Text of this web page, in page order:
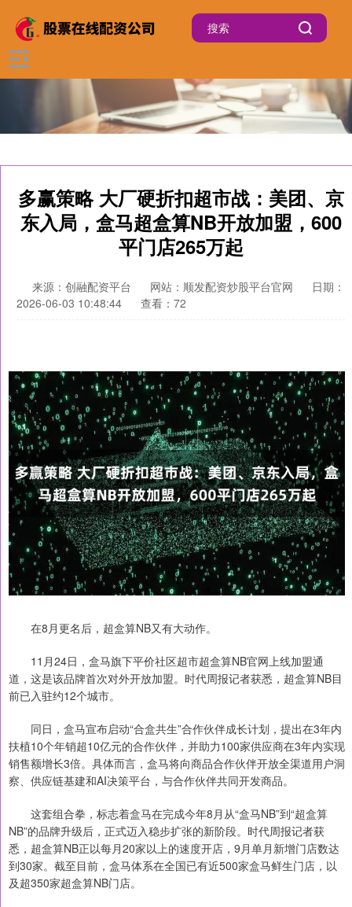
多赢策略 大厂硬折扣超市战：美团、京
东入局，盒马超盒算NB开放加盟，600
平门店265万起
来源：创融配资平台 网站：顺发配资炒股平台官网
日期：
2026-06-03 10:48:44
查看：72
在8月更名后，超盒算NB又有大动作。
11月24日，盒马旗下平价社区超市超盒算NB官网上线加盟通
道，这是该品牌首次对外开放加盟。时代周报记者获悉，超盒算NB目
前已入驻约12个城市。
同日，盒马宣布启动“合盒共生”合作伙伴成长计划，提出在3年内
扶植10个年销超10亿元的合作伙伴，并助力100家供应商在3年内实现
销售额增长3倍。具体而言，盒马将向商品合作伙伴开放全渠道用户洞
察、供应链基建和AI决策平台，与合作伙伴共同开发商品。
这套组合拳，标志着盒马在完成今年8月从“盒马NB”到“超盒算
NB”的品牌升级后，正式迈入稳步扩张的新阶段。时代周报记者获
悉，超盒算NB正以每月20家以上的速度开店，9月单月新增门店数达
到30家。截至目前，盒马体系在全国已有近500家盒马鲜生门店，以
及超350家超盒算NB门店。